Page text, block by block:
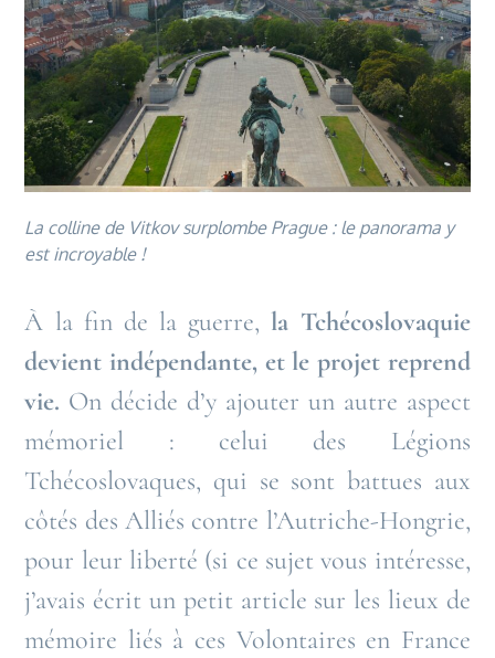
La colline de Vitkov surplombe Prague : le panorama y
est incroyable !
À la fin de la guerre, la Tchécoslovaquie
devient indépendante, et le projet reprend
vie. On décide d’y ajouter un autre aspect
mémoriel : celui des Légions
Tchécoslovaques, qui se sont battues aux
côtés des Alliés contre l’Autriche-Hongrie,
pour leur liberté (si ce sujet vous intéresse,
j’avais écrit un petit article sur les lieux de
mémoire liés à ces Volontaires en France